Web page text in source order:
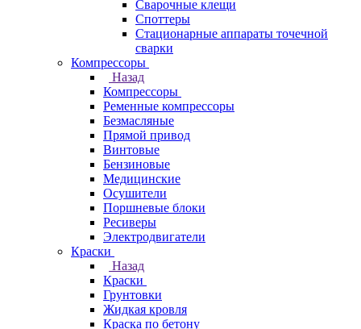
Сварочные клещи
Споттеры
Стационарные аппараты точечной
сварки
Компрессоры
Назад
Компрессоры
Ременные компрессоры
Безмасляные
Прямой привод
Винтовые
Бензиновые
Медицинские
Осушители
Поршневые блоки
Ресиверы
Электродвигатели
Краски
Назад
Краски
Грунтовки
Жидкая кровля
Краска по бетону